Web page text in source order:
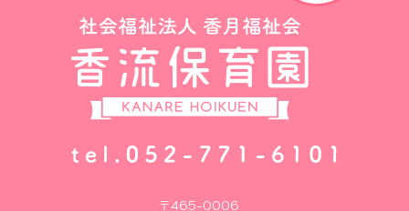
〒465-0006